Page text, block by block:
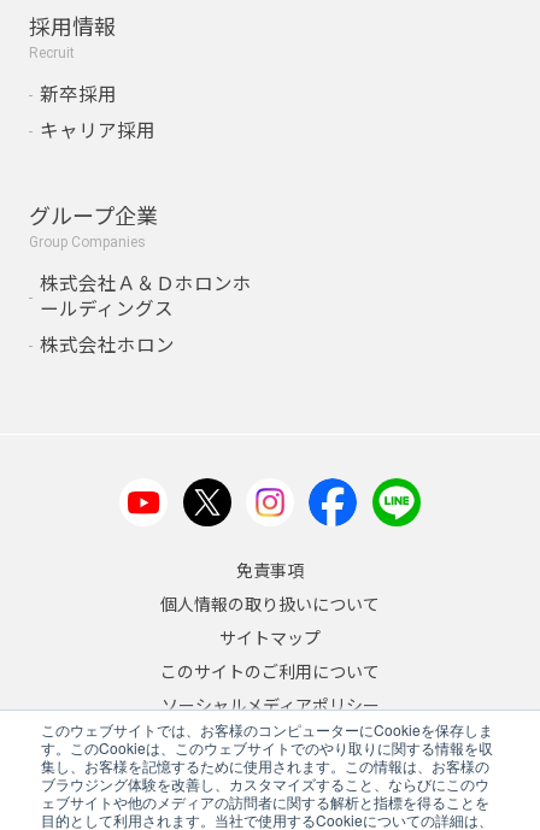
このウェブサイトでは、お客様のコンピューターにCookieを保存しま
す。このCookieは、このウェブサイトでのやり取りに関する情報を収
集し、お客様を記憶するために使用されます。この情報は、お客様の
ブラウジング体験を改善し、カスタマイズすること、ならびにこのウ
ェブサイトや他のメディアの訪問者に関する解析と指標を得ることを
目的として利用されます。当社で使用するCookieについての詳細は、
採用情報
Recruit
新卒採用
キャリア採用
グループ企業
Group Companies
株式会社Ａ＆Ｄホロンホ
ールディングス
株式会社ホロン
免責事項
個人情報の取り扱いについて
サイトマップ
このサイトのご利用について
ソーシャルメディアポリシー
反社会的勢力への対応について
JA/EN